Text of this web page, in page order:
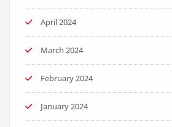
April 2024
March 2024
February 2024
January 2024